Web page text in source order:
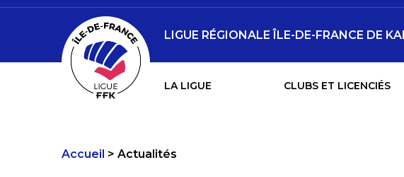
LA LIGUE CLUBS ET LICENCIÉS
LIGUE RÉGIONALE ÎLE-DE-FRANCE DE
Accueil Actualités